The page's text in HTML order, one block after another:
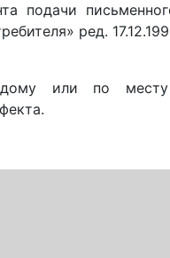
подачи
ред.
или по месту